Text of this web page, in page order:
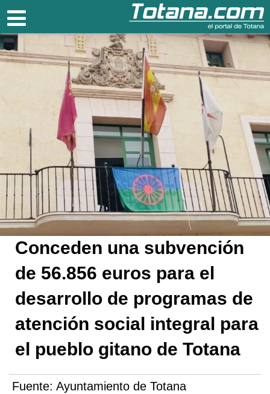
Totana.com
Conceden una subvención
de 56.856 euros para el
desarrollo de programas de
atención social integral para
el pueblo gitano de Totana
Fuente: Ayuntamiento de Totana